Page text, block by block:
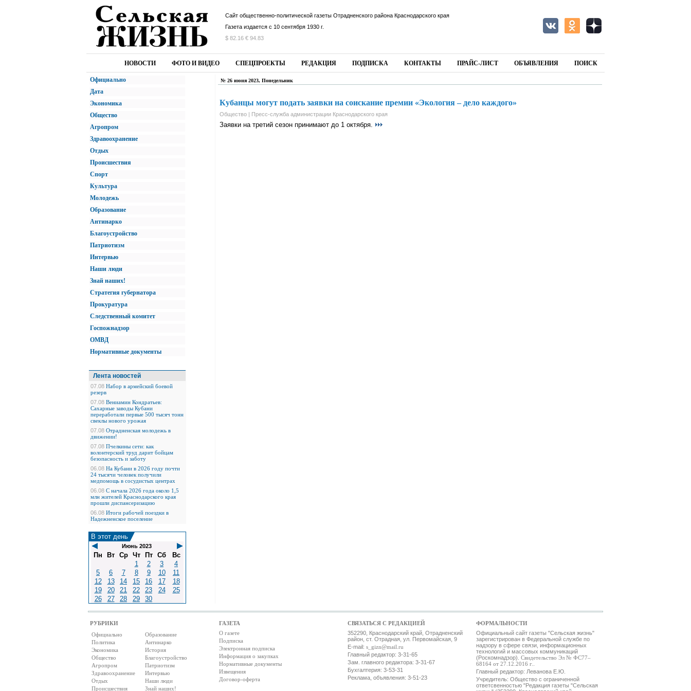
Сайт общественно-политической газеты Отрадненского района Краснодарского края
Газета издается с 10 сентября 1930 г.
$ 82.16 € 94.83
НОВОСТИ ФОТО И ВИДЕО СПЕЦПРОЕКТЫ РЕДАКЦИЯ ПОДПИСКА КОНТАКТЫ ПРАЙС-ЛИСТ ОБЪЯВЛЕНИЯ ПОИСК
Официально
Дата
Экономика
Общество
Агропром
Здравоохранение
Отдых
Происшествия
Спорт
Культура
Молодежь
Образование
Антинарко
Благоустройство
Патриотизм
Интервью
Наши люди
Знай наших!
Стратегия губернатора
Прокуратура
Следственный комитет
Госпожнадзор
ОМВД
Нормативные документы
Лента новостей
07.08 Набор в армейский боевой
резерв
07.08 Вениамин Кондратьев:
Сахарные заводы Кубани
переработали первые 500 тысяч тонн
свеклы нового урожая
07.08 Отрадненская молодежь в
движении!
07.08 Пчелкины сети: как
волонтерский труд дарит бойцам
безопасность и заботу
06.08 На Кубани в 2026 году почти
24 тысячи человек получили
медпомощь в сосудистых центрах
06.08 С начала 2026 года около 1,5
млн жителей Краснодарского края
прошли диспансеризацию
06.08 Итоги рабочей поездки в
Надежненское поселение
В этот день
Июнь 2023
Пн Вт Ср Чт Пт Сб
Вс
1
2 3
4
5
6 7 8 9 10
11
12
13 14 15 16 17
18
19
20 21 22 23 24
25
26
27 28 29 30
№ 26 июня 2023, Понедельник
Кубанцы могут подать заявки на соискание премии «Экология – дело каждого»
Общество | Пресс-служба администрации Краснодарского края
Заявки на третий сезон принимают до 1 октября.
РУБРИКИ ГАЗЕТА СВЯЗАТЬСЯ С РЕДАКЦИЕЙ
ФОРМАЛЬНОСТИ
Официально
Политика
Экономика
Общество
Агропром
Здравоохранение
Отдых
Происшествия
Образование
Антинарко
История
Благоустройство
Патриотизм
Интервью
Наши люди
Знай наших!
О газете
Подписка
Электронная подписка
Информация о закупках
Нормативные документы
Извещения
Договор-оферта
352290, Краснодарский край, Отрадненский
район, ст. Отрадная, ул. Первомайская, 9
E-mail: s_gizn@mail.ru
Главный редактор: 3-31-65
Зам. главного редактора: 3-31-67
Бухгалтерия: 3-53-31
Реклама, объявления: 3-51-23
Официальный сайт газеты "Сельская жизнь"
зарегистрирован в Федеральной службе по
надзору в сфере связи, информационных
технологий и массовых коммуникаций
(Роскомнадзор). Свидетельство Эл № ФС77–
68164 от 27.12.2016 г.
Главный редактор: Леванова Е.Ю.
Учредитель: Общество с ограниченной
ответсвенностью "Редакция газеты "Сельская